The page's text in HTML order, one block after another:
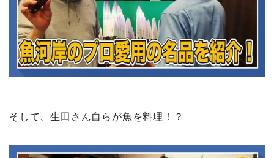
そして、生田さん自らが魚を料理！？